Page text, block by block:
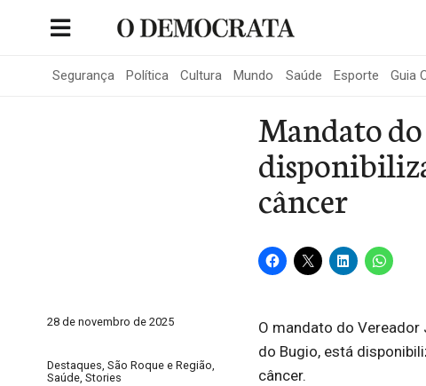
Segurança Política Cultura Mundo Saúde Esporte Guia
Mandato
câncer
28 de novembro de 2025
Destaques, São Roque e Região,
Saúde, Stories
O mandato do Vereador
do Bugio, está
câncer.